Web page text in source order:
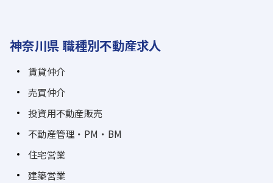
神奈川県 職種別不動産求人
賃貸仲介
売買仲介
投資用不動産販売
不動産管理・PM・BM
住宅営業
建築営業